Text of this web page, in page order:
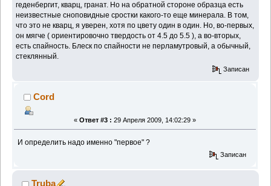
геденбергит, кварц, гранат. Но на обратной стороне образца есть
неизвестные сноповидные сростки какого-то еще минерала. В том,
что это не кварц, я уверен, хотя по цвету один в один. Но, во-первых,
он мягче ( ориентировочно твердость от 4.5 до 5.5 ), а во-вторых,
есть спайность. Блеск по спайности не перламутровый, а обычный,
стеклянный.
Записан
Cord
« Ответ #3 : 29 Апреля 2009, 14:02:29 »
И определить надо именно "первое" ?
Записан
Truba